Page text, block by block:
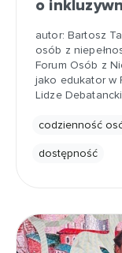
o
autor: Bartosz
osób z
Forum Osób z
jako edukator w
Lidze
codzienność
dostępność